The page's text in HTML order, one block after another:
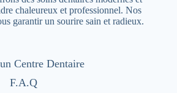
chaleureux et professionnel. Nos
garantir un sourire sain et radieux.
Centre Dentaire
F.A.Q